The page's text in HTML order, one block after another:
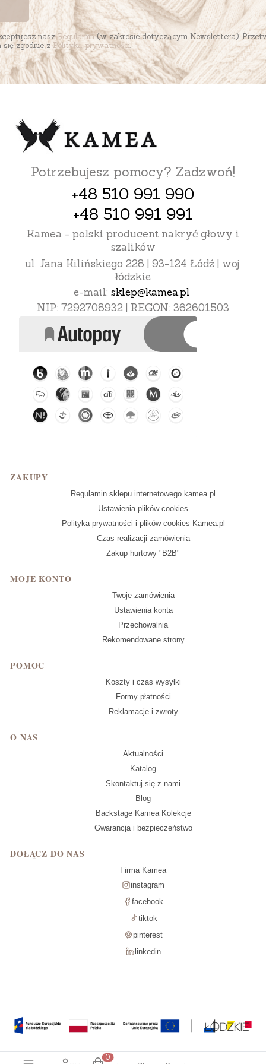
naszRegulamin(w zakresie dotyczącym Newslettera).
się zgodnie zPolityką prywatności.
Potrzebujesz pomocy? Zadzwoń!
+48 510 991 990
+48 510 991 991
Kamea - polski producent nakryć głowy i
szalików
ul. Jana Kilińskiego 228 | 93-124 Łódź | woj.
łódzkie
e-mail: sklep@kamea.pl
NIP: 7292708932 | REGON: 362601503
Linki w stopce
ZAKUPY
Regulamin sklepu internetowego kamea.pl
Ustawienia plików cookies
Polityka prywatności i plików cookies Kamea.pl
Czas realizacji zamówienia
Zakup hurtowy "B2B"
MOJE KONTO
Twoje zamówienia
Ustawienia konta
Przechowalnia
Rekomendowane strony
POMOC
Koszty i czas wysyłki
Formy płatności
Reklamacje i zwroty
O NAS
Aktualności
Katalog
Skontaktuj się z nami
Blog
Backstage Kamea Kolekcje
Gwarancja i bezpieczeństwo
DOŁĄCZ DO NAS
Firma Kamea
instagram
facebook
tiktok
pinterest
linkedin